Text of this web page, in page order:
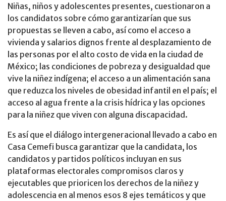
Niñas, niños y adolescentes presentes, cuestionaron a
los candidatos sobre cómo garantizarían que sus
propuestas se lleven a cabo, así como el acceso a
vivienda y salarios dignos frente al desplazamiento de
las personas por el alto costo de vida en la ciudad de
México; las condiciones de pobreza y desigualdad que
vive la niñez indígena; el acceso a un alimentación sana
que reduzca los niveles de obesidad infantil en el país; el
acceso al agua frente a la crisis hídrica y las opciones
para la niñez que viven con alguna discapacidad.
Es así que el diálogo intergeneracional llevado a cabo en
Casa Cemefi busca garantizar que la candidata, los
candidatos y partidos políticos incluyan en sus
plataformas electorales compromisos claros y
ejecutables que prioricen los derechos de la niñez y
adolescencia en al menos esos 8 ejes temáticos y que